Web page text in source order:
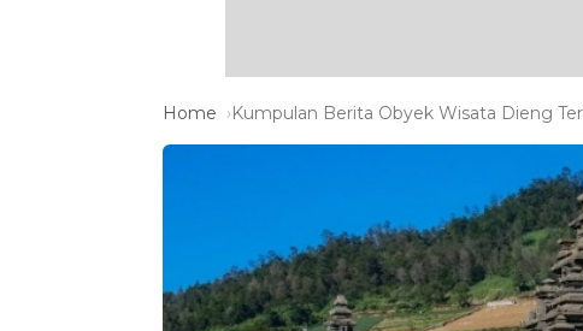
Home Kumpulan Berita Obyek Wisata Dieng